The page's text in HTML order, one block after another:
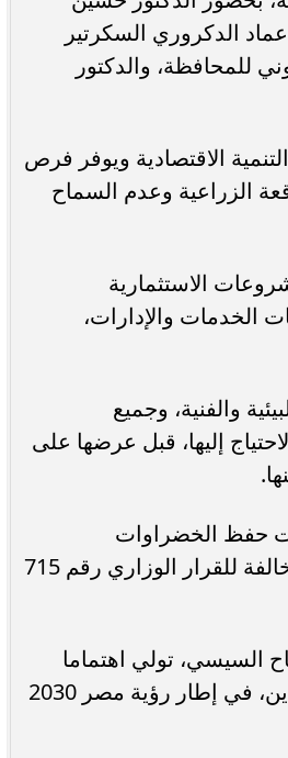
الدكروري السكرتير
للمحافظة، والدكتور
الاقتصادية ويوفر فرص
الزراعية وعدم السماح
الاستثمارية
الخدمات والإدارات،
والفنية، وجميع
إليها، قبل عرضها على
حفظ الخضراوات
والفواكه)، وتم رفض مشروعات أخرى لم تستوفِ الاشتراطات، أو مخالفة للقرار الوزاري رقم 715
السيسي، تولي اهتماما
كبيرا بدعم مناخ الاستثمار وتسهيل الإجراءات أمام المستثمرين الجادين، في إطار رؤية مصر 2030
الثاني للعام الدراسي ٢٠٢٥...